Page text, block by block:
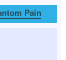
Pain